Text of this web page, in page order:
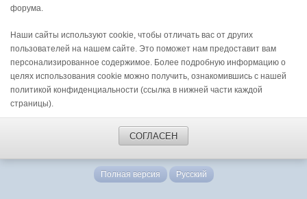
форума.
Наши сайты используют cookie, чтобы отличать вас от других
пользователей на нашем сайте. Это поможет нам предоставит вам
персонализированное содержимое. Более подробную информацию о
целях использования cookie можно получить, ознакомившись с нашей
политикой конфиденциальности (ссылка в нижней части каждой
страницы).
СОГЛАСЕН
Полная версия Русский